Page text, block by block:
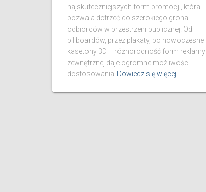
najskuteczniejszych form promocji, która
pozwala dotrzeć do szerokiego grona
odbiorców w przestrzeni publicznej. Od
billboardów, przez plakaty, po nowoczesne
kasetony 3D – różnorodność form reklamy
zewnętrznej daje ogromne możliwości
dostosowania Dowiedz się więcej…